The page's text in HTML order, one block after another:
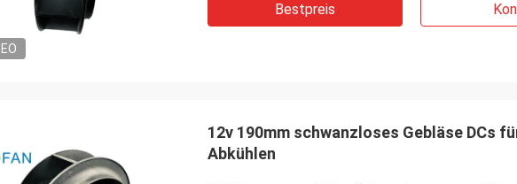
Bestpreis
12v 190mm schwanzloses Gebläse DCs
Abkühlen